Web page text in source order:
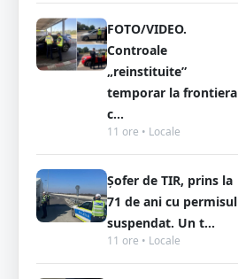
FOTO/VIDEO.
Controale
„reinstituite”
temporar la frontiera
c...
11 ore • Locale
Șofer de TIR, prins la
71 de ani cu permisul
suspendat. Un t...
11 ore • Locale